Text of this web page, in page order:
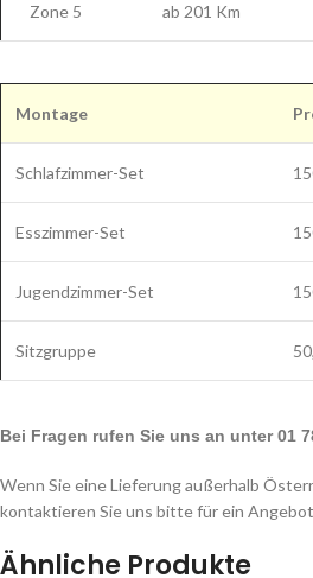
Zone 5 ab 201 Km
Montage
Schlafzimmer-Set
Esszimmer-Set
Jugendzimmer-Set
Sitzgruppe
Bei Fragen rufen Sie uns an unter 01
Wenn Sie eine Lieferung außerhalb
kontaktieren Sie uns bitte für ein
Ähnliche Produkte